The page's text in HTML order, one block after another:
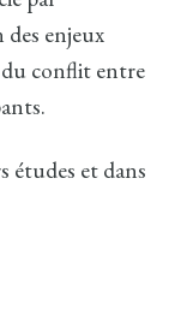
enjeux
du conflit entre
études et dans